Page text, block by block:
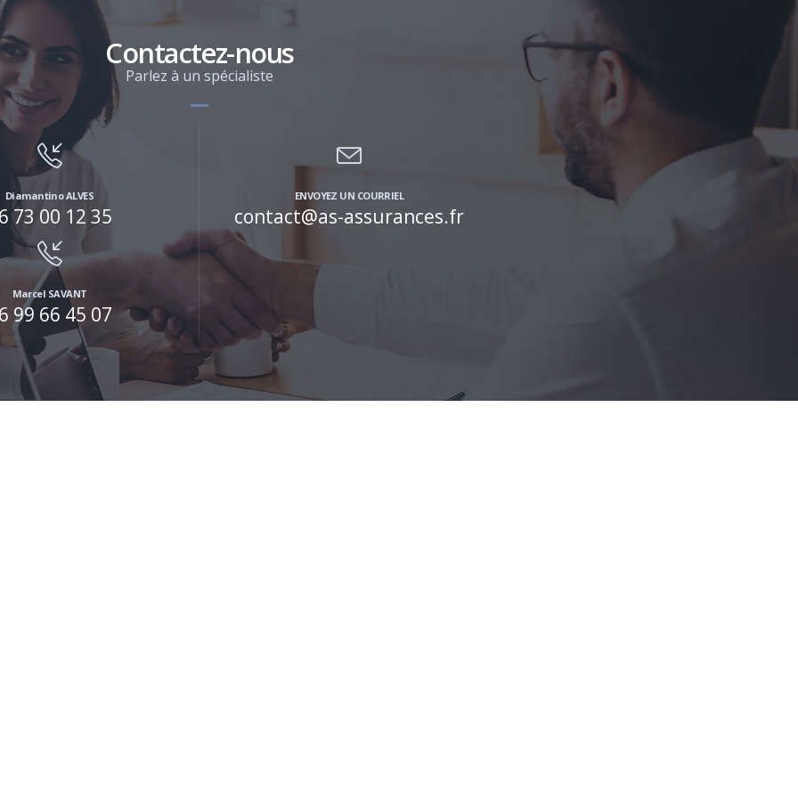
Contactez-nous
Parlez à un spécialiste
Diamantino ALVES
73 00 12 35
Marcel SAVANT
99 66 45 07
ENVOYEZ UN COURRIEL
contact@as-assurances.fr